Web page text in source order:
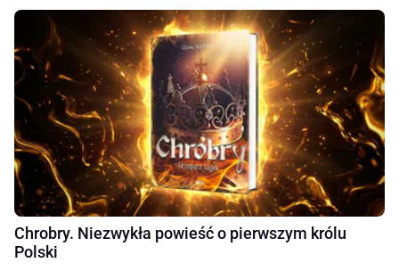
Chrobry. Niezwykła powieść o pierwszym królu
Polski